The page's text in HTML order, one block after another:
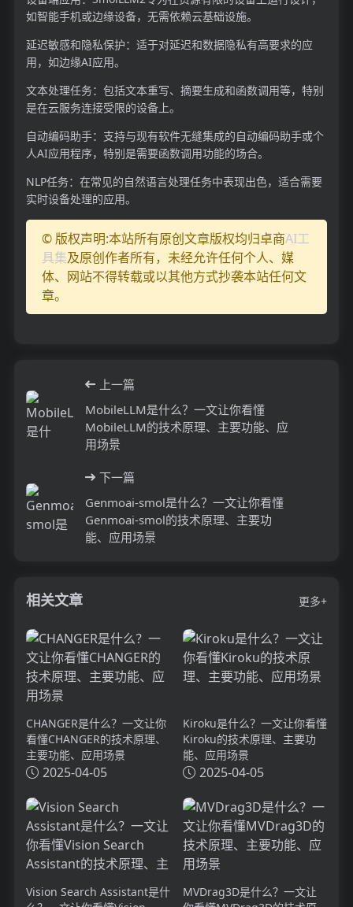
如智能手机或边缘设备，无需依赖云基础设施。
延迟敏感和隐私保护：适于对延迟和数据隐私有高要求的应
用，如边缘AI应用。
文本处理任务：包括文本重写、摘要生成和函数调用等，特别
是在云服务连接受限的设备上。
自动编码助手：支持与现有软件无缝集成的自动编码助手或个
人AI应用程序，特别是需要函数调用功能的场合。
NLP任务：在常见的自然语言处理任务中表现出色，适合需要
实时设备处理的应用。
© 版权声明:本站所有原创文章版权均归卓商AI工
具集及原创作者所有，未经允许任何个人、媒
体、网站不得转载或以其他方式抄袭本站任何文
章。
上一篇
MobileLLM是什么？一文让你看懂
MobileLLM的技术原理、主要功能、应
用场景
下一篇
Genmoai-smol是什么？一文让你看懂
Genmoai-smol的技术原理、主要功
能、应用场景
相关文章 更多+
CHANGER是什么？一文让你
看懂CHANGER的技术原理、
主要功能、应用场景
2025-04-05
Kiroku是什么？一文让你看懂
Kiroku的技术原理、主要功
能、应用场景
2025-04-05
Vision Search Assistant是什
MVDrag3D是什么？一文让